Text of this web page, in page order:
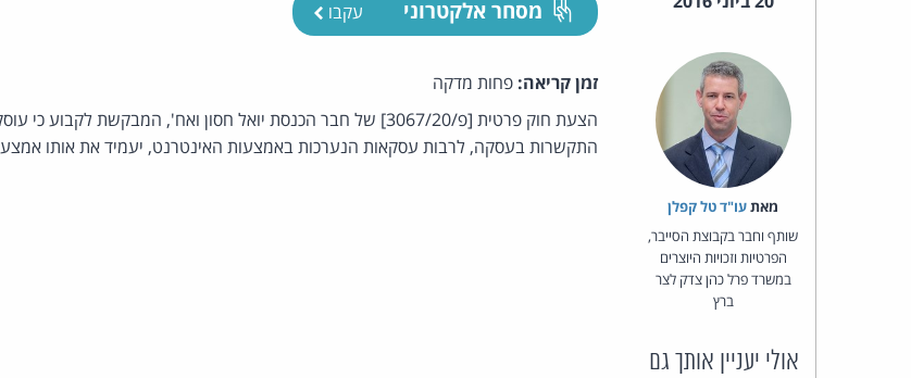
מסחר אלקטרוני עקבו
מאת‏עו"ד טל קפלן
שותף וחבר בקבוצת הסייבר,
הפרטיות וזכויות היוצרים
במשרד פרל כהן צדק לצר
ברץ
אולי יעניין אותך גם
זמן קריאה: פחות מדקה
הצעת חוק פרטית [פ/3067/20] של חבר הכנסת יואל חסון ואח', המבקשת
התקשרות בעסקה, לרבות עסקאות הנערכות באמצעות האינטרנט, יעמיד את אותו